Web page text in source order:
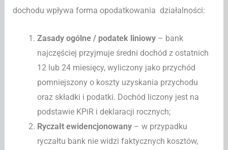
dochodu wpływa forma opodatkowania działalności:
Zasady ogólne / podatek liniowy– bank
najczęściej przyjmuje średni dochód z ostatnich
12 lub 24 miesięcy, wyliczony jako przychód
pomniejszony o koszty uzyskania przychodu
oraz składki i podatki. Dochód liczony jest na
podstawie KPiR i deklaracji rocznych;
Ryczałt ewidencjonowany– w przypadku
ryczałtu bank nie widzi faktycznych kosztów,